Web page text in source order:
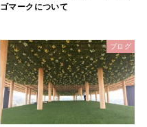
ゴマークについて
ブログ